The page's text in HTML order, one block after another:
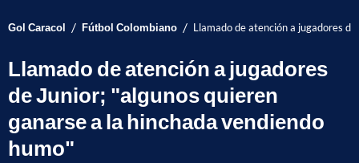
Gol Caracol / Fútbol Colombiano / Llamado de atención a jugadores
Llamado de atención a jugadores
de Junior; "algunos quieren
ganarse a la hinchada vendiendo
humo"